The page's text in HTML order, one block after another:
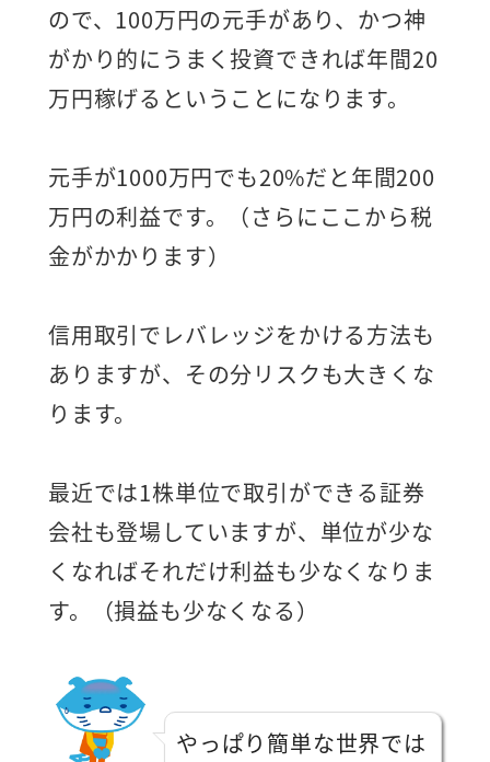
ので、100万円の元手があり、かつ神
がかり的にうまく投資できれば年間20
万円稼げるということになります。
元手が1000万円でも20%だと年間200
万円の利益です。（さらにここから税
金がかかります）
信用取引でレバレッジをかける方法も
ありますが、その分リスクも大きくな
ります。
最近では1株単位で取引ができる証券
会社も登場していますが、単位が少な
くなればそれだけ利益も少なくなりま
す。（損益も少なくなる）
やっぱり簡単な世界では